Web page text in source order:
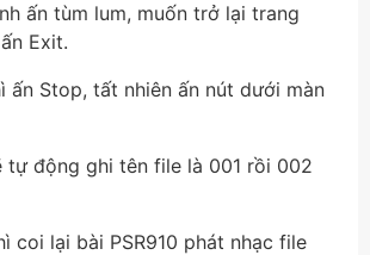
ấn tùm lum, muốn trở lại trang
Exit.
ấn Stop, tất nhiên ấn nút dưới màn
tự động ghi tên file là 001 rồi 002
coi lại bài PSR910 phát nhạc file